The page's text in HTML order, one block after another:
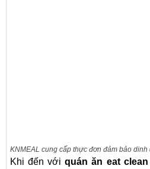
KNMEAL cung cấp thực đơn đảm bảo
Khi đến vớiquán ăn eat